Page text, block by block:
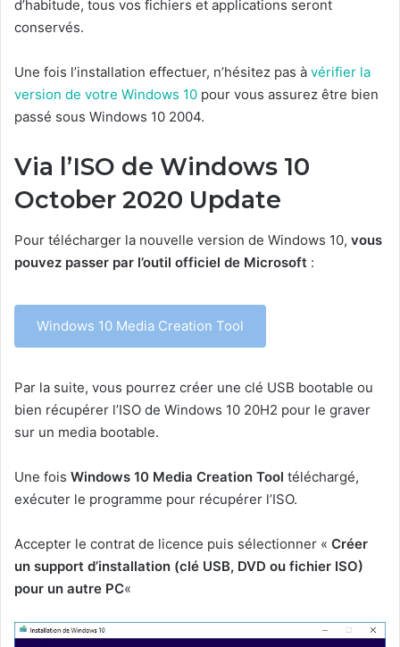
d’habitude, tous vos fichiers et applications seront
conservés.
Une fois l’installation effectuer, n’hésitez pas à vérifier la
version de votre Windows 10 pour vous assurez être bien
passé sous Windows 10 2004.
Via l’ISO de Windows 10
October 2020 Update
Pour télécharger la nouvelle version de Windows 10, vous
pouvez passer par l’outil officiel de Microsoft :
Windows 10 Media Creation Tool
Par la suite, vous pourrez créer une clé USB bootable ou
bien récupérer l’ISO de Windows 10 20H2 pour le graver
sur un media bootable.
Une fois Windows 10 Media Creation Tool téléchargé,
exécuter le programme pour récupérer l’ISO.
Accepter le contrat de licence puis sélectionner « Créer
un support d’installation (clé USB, DVD ou fichier ISO)
pour un autre PC«